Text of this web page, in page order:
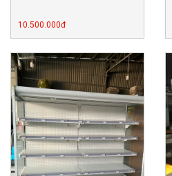
10.500.000đ